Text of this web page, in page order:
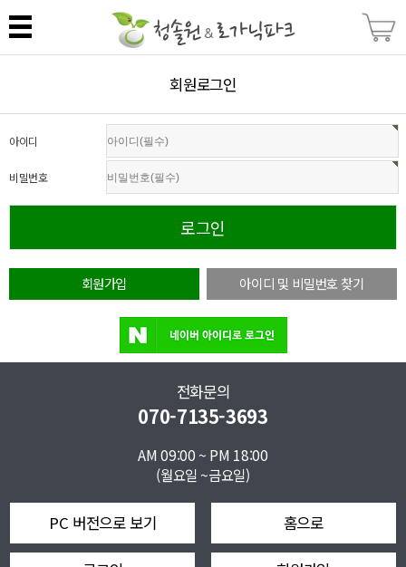
회원로그인
아이디
비밀번호
회원가입 아이디 및 비밀번호 찾기
전화문의
070-7135-3693
AM 09:00 ~ PM 18:00
(월요일 ~금요일)
PC 버전으로 보기 홈으로